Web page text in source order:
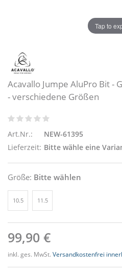
Tap to
Acavallo Jumpe AluPro Bit -
- verschiedene Größen
Art.Nr.:
NEW-61395
Lieferzeit: Bitte wähle eine
Größe: Bitte wählen
10.5 11.5
99,90 €
inkl. ges. MwSt. Versandkostenfrei